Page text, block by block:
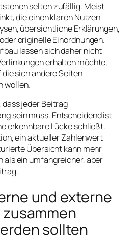
selten zufällig. Meist
die einen klaren Nutzen
übersichtliche Erklärungen,
originelle Einordnungen.
lassen sich daher nicht
erhalten möchte,
sich andere Seiten
wollen.
jeder Beitrag
sein muss. Entscheidend ist
erkennbare Lücke schließt.
ein aktueller Zahlenwert
Übersicht kann mehr
als ein umfangreicher, aber
und externe
sollten